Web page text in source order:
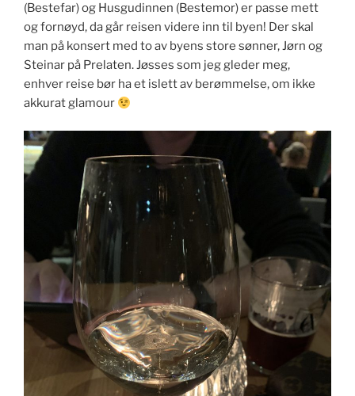
(Bestefar) og Husgudinnen (Bestemor) er passe mett
og fornøyd, da går reisen videre inn til byen! Der skal
man på konsert med to av byens store sønner, Jørn og
Steinar på Prelaten. Jøsses som jeg gleder meg,
enhver reise bør ha et islett av berømmelse, om ikke
akkurat glamour